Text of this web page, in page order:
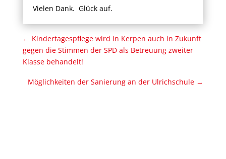
Vielen Dank. Glück auf.
← Kindertagespflege wird in Kerpen auch in Zukunft
gegen die Stimmen der SPD als Betreuung zweiter
Klasse behandelt!
Möglichkeiten der Sanierung an der Ulrichschule →